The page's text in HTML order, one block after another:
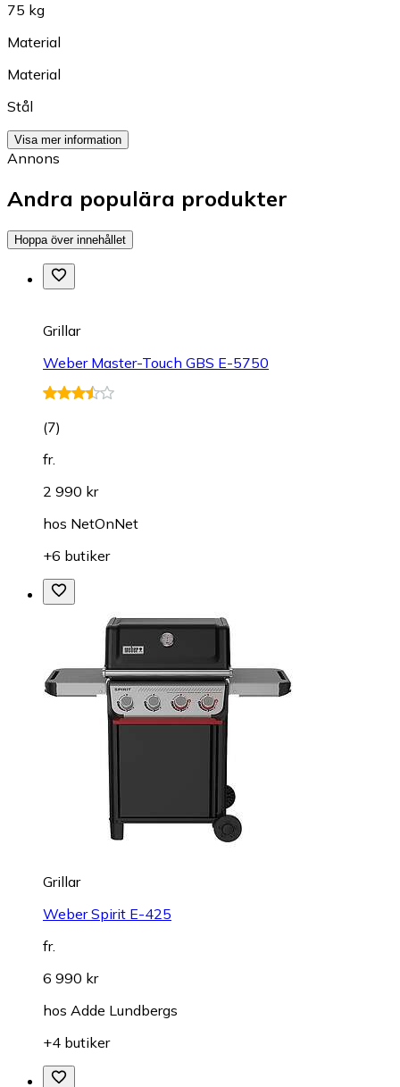
75 kg
Material
Material
Stål
Visa mer information
Annons
Andra populära produkter
Hoppa över innehållet
Grillar
Weber Master-Touch GBS E-5750
(7)
fr.
2 990 kr
hos NetOnNet
+6 butiker
Grillar
Weber Spirit E-425
fr.
6 990 kr
hos Adde Lundbergs
+4 butiker